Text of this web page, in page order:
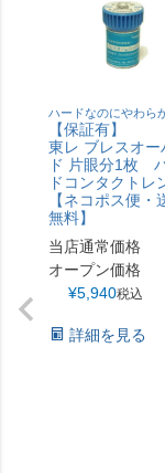
ハードなのにやわら
【保証有】
東レ ブレスオー
ド 片眼分1枚
ドコンタクトレ
【ネコポス便・
無料】
当店通常価格
オープン価格
¥5,940税込
詳細を見る